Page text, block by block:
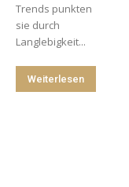
Trends punkten
sie durch
Langlebigkeit...
Weiterlesen